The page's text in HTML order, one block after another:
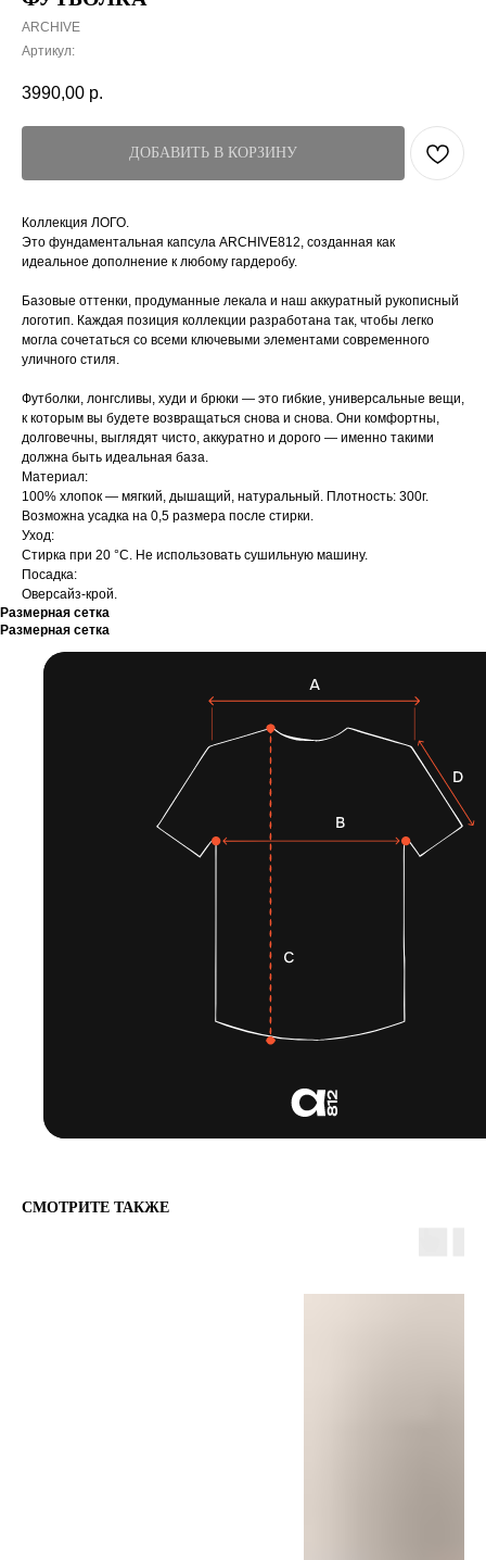
ARCHIVE
Артикул:
3990,00 р.
ДОБАВИТЬ В КОРЗИНУ
Коллекция ЛОГО.
Это фундаментальная капсула ARCHIVE812, созданная как
идеальное дополнение к любому гардеробу.
Базовые оттенки, продуманные лекала и наш аккуратный рукописный
логотип. Каждая позиция коллекции разработана так, чтобы легко
могла сочетаться со всеми ключевыми элементами современного
уличного стиля.
Футболки, лонгсливы, худи и брюки — это гибкие, универсальные вещи,
к которым вы будете возвращаться снова и снова. Они комфортны,
долговечны, выглядят чисто, аккуратно и дорого — именно такими
должна быть идеальная база.
Материал:
100% хлопок — мягкий, дышащий, натуральный. Плотность: 300г.
Возможна усадка на 0,5 размера после стирки.
Уход:
Стирка при 20 °C. Не использовать сушильную машину.
Посадка:
Оверсайз-крой.
Размерная сетка
Размерная сетка
СМОТРИТЕ ТАКЖЕ
ПОДАРОЧНЫЕ
СЕРТИФИКАТЫ
КАТАЛОГ